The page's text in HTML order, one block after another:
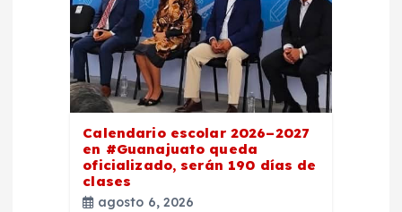
Calendario escolar 2026–2027
en #Guanajuato queda
oficializado, serán 190 días de
clases
agosto 6, 2026